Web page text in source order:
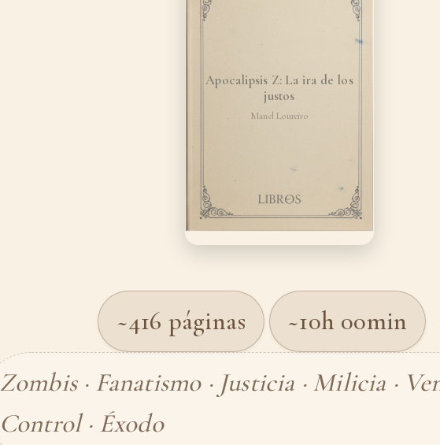
Apocalipsis Z: La ira de los
justos
Manel Loureiro
~416 páginas
~10h 00min
Zombis · Fanatismo · Justicia · Milicia ·
Control · Éxodo